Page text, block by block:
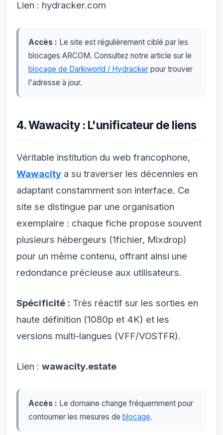
Lien : hydracker.com
Accès : Le site est régulièrement ciblé par les
blocages ARCOM. Consultez notre article sur le
blocage de Darkiworld / Hydracker pour trouver
l'adresse à jour.
4. Wawacity : L'unificateur de liens
Véritable institution du web francophone,
Wawacity a su traverser les décennies en
adaptant constamment son interface. Ce
site se distingue par une organisation
exemplaire : chaque fiche propose souvent
plusieurs hébergeurs (1fichier, Mixdrop)
pour un même contenu, offrant ainsi une
redondance précieuse aux utilisateurs.
Spécificité : Très réactif sur les sorties en
haute définition (1080p et 4K) et les
versions multi-langues (VFF/VOSTFR).
Lien : wawacity.estate
Accès : Le domaine change fréquemment pour
contourner les mesures de blocage.